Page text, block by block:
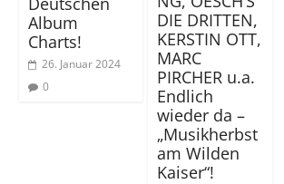
Album
Charts!
26. Januar 2024
0
DIE DRITTEN,
KERSTIN OTT,
MARC
PIRCHER u.a.
Endlich
wieder da –
„Musikherbst
am Wilden
Kaiser“!